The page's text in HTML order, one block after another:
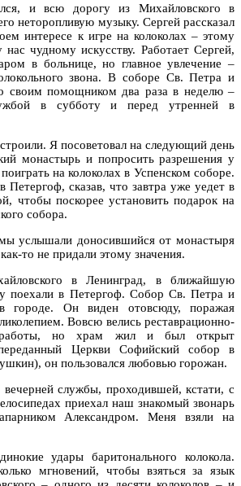
и всю дорогу из Михайловского в
неторопливую музыку. Сергей рассказал
интересе к игре на колоколах – этому
чудному искусству. Работает Сергей,
в больнице, но главное увлечение –
звона. В соборе Св. Петра и
своим помощником два раза в неделю –
в субботу и перед утренней в
Я посоветовал на следующий день
монастырь и попросить разрешения у
на колоколах в Успенском соборе.
Петергоф, сказав, что завтра уже уедет в
чтобы поскорее установить подарок на
собора.
услышали доносившийся от монастыря
то не придали этому значения.
в Ленинград, в ближайшую
поехали в Петергоф. Собор Св. Петра и
городе. Он виден отовсюду, поражая
Вовсю велись реставрационно-
работы, но храм жил и был открыт
Церкви Софийский собор в
он пользовался любовью горожан.
вечерней службы, проходившей, кстати, с
приехал наш знакомый звонарь
Александром. Меня взяли на
удары баритонального колокола.
мгновений, чтобы взяться за язык